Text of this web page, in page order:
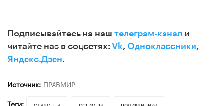
Подписывайтесь на наш телеграм-канал и
читайте нас в соцсетях: Vk, Одноклассники,
Яндекс.Дзен.
Источник: ПРАВМИР
Теги:
студенты регионы
поликлиника